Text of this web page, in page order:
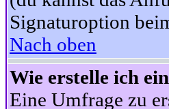
Signaturoption
Nach oben
Wie erstelle ich
Eine Umfrage zu